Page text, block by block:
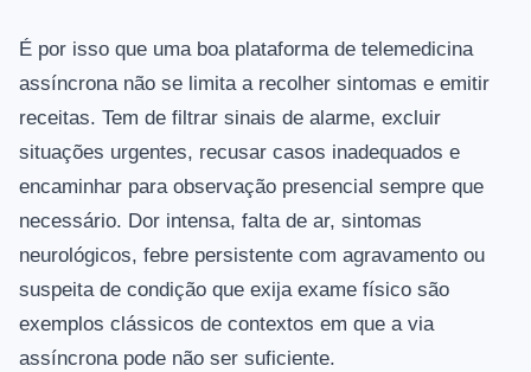
É por isso que uma boa plataforma de telemedicina
assíncrona não se limita a recolher sintomas e emitir
receitas. Tem de filtrar sinais de alarme, excluir
situações urgentes, recusar casos inadequados e
encaminhar para observação presencial sempre que
necessário. Dor intensa, falta de ar, sintomas
neurológicos, febre persistente com agravamento ou
suspeita de condição que exija exame físico são
exemplos clássicos de contextos em que a via
assíncrona pode não ser suficiente.